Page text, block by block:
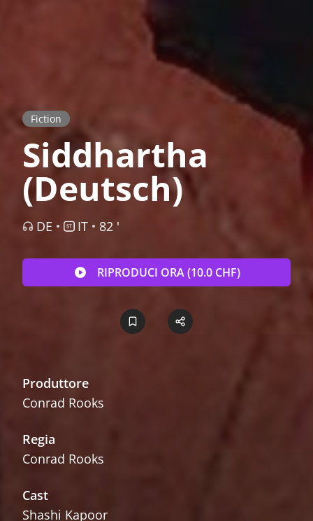
Fiction
Siddhartha
(Deutsch)
DE IT 82 '
RIPRODUCI ORA (10.0 CHF)
Produttore
Conrad Rooks
Regia
Conrad Rooks
Cast
Shashi Kapoor